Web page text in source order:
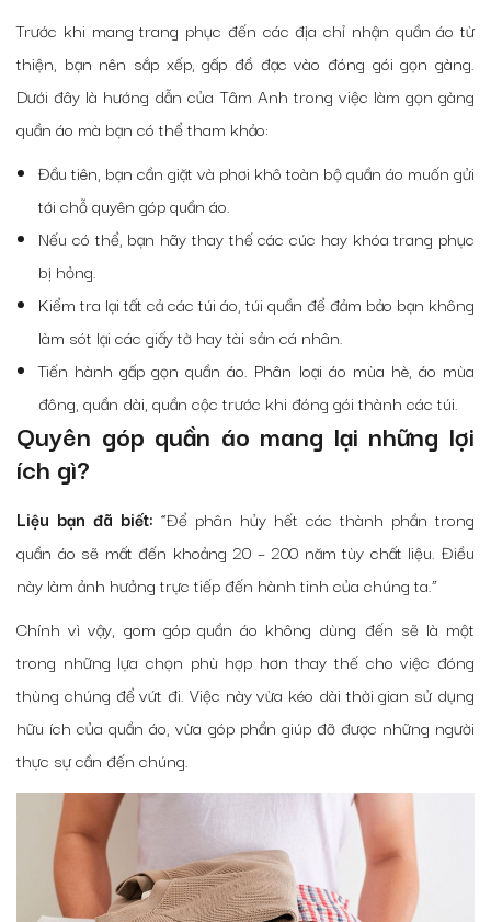
Trước khi mang trang phục đến cácđịa chỉ nhận quần áo từ
thiện, bạn nên sắp xếp, gấp đồ đạc vào đóng gói gọn gàng.
Dưới đây là hướng dẫn của Tâm Anh trong việc làm gọn gàng
quần áo mà bạn có thể tham khảo:
Đầu tiên, bạn cần giặt và phơi khô toàn bộ quần áo muốn gửi
tới chỗquyên góp quần áo.
Nếu có thể, bạn hãy thay thế các cúc hay khóa trang phục
bị hỏng.
Kiểm tra lại tất cả các túi áo, túi quần để đảm bảo bạn không
làm sót lại các giấy tờ hay tài sản cá nhân.
Tiến hành gấp gọn quần áo. Phân loại áo mùa hè, áo mùa
đông, quần dài, quần cộc trước khi đóng gói thành các túi.
Quyên góp quần áo mang lại những lợi
ích gì?
Liệu bạn đã biết: “Để phân hủy hết các thành phần trong
quần áo sẽ mất đến khoảng 20 – 200 năm tùy chất liệu. Điều
này làm ảnh hưởng trực tiếp đến hành tinh của chúng ta.”
Chính vì vậy, gom góp quần áo không dùng đến sẽ là một
trong những lựa chọn phù hợp hơn thay thế cho việc đóng
thùng chúng để vứt đi. Việc này vừa kéo dài thời gian sử dụng
hữu ích của quần áo, vừa góp phần giúp đỡ được những người
thực sự cần đến chúng.